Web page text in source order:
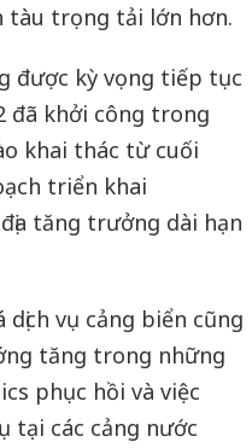
tàu trọng tải lớn hơn.
được kỳ vọng tiếp tục
đã khởi công trong
khai thác từ cuối
triển khai
tăng trưởng dài hạn
vụ cảng biển cũng
tăng trong những
phục hồi và việc
tại các cảng nước